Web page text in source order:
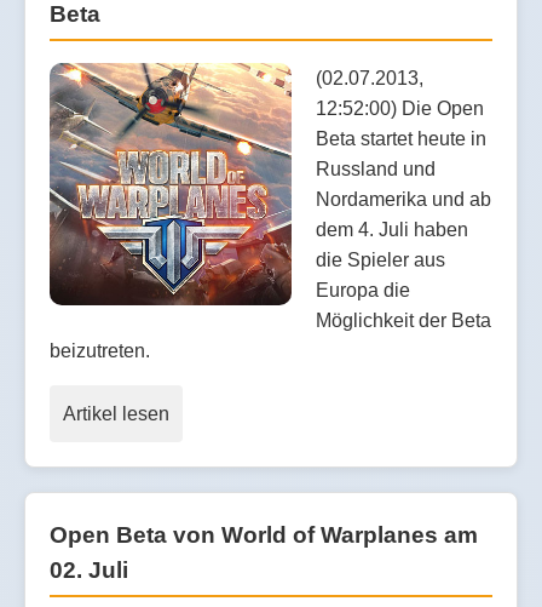
Beta
(02.07.2013,
12:52:00) Die Open
Beta startet heute in
Russland und
Nordamerika und ab
dem 4. Juli haben
die Spieler aus
Europa die
Möglichkeit der Beta
beizutreten.
Artikel lesen
Open Beta von World of Warplanes am
02. Juli